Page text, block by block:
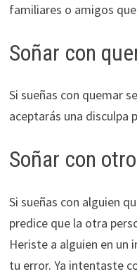
familiares o amigos
Soñar con
Si sueñas con quemar
aceptarás una disculpa
Soñar con
Si sueñas con alguien
predice que la otra
Heriste a alguien en un
tu error. Ya intentaste